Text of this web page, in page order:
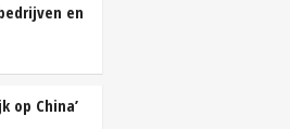
en
op China’